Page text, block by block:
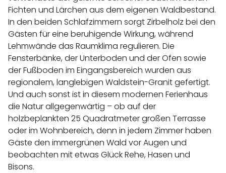
Fichten und Lärchen aus dem eigenen Waldbestand.
In den beiden Schlafzimmern sorgt Zirbelholz bei den
Gästen für eine beruhigende Wirkung, während
Lehmwände das Raumklima regulieren. Die
Fensterbänke, der Unterboden und der Ofen sowie
der Fußboden im Eingangsbereich wurden aus
regionalem, langlebigen Waldstein-Granit gefertigt.
Und auch sonst ist in diesem modernen Ferienhaus
die Natur allgegenwärtig – ob auf der
holzbeplankten 25 Quadratmeter großen Terrasse
oder im Wohnbereich, denn in jedem Zimmer haben
Gäste den immergrünen Wald vor Augen und
beobachten mit etwas Glück Rehe, Hasen und
Bisons.